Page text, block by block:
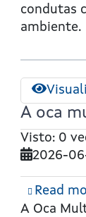
condutas
ambiente.
A oca
Visto: 0
2026-
Read
A Oca